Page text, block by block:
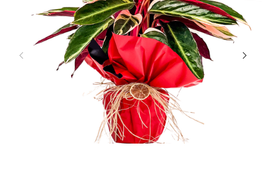
TOPRAK & GÜBRE
SIPARIŞ TAKIP
ÜYE GIRIŞ